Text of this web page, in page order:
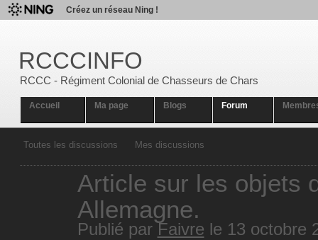
Créez un réseau Ning !
RCCCINFO
RCCC - Régiment Colonial de Chasseurs de Chars
Accueil Ma page Blogs Forum
Toutes les discussions Mes discussions
Article sur les objets
Allemagne.
Publié parFaivre le 13 octobre